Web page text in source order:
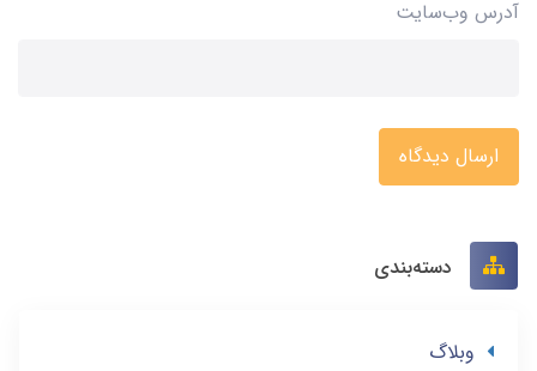
آدرس وب‌سایت
ارسال دیدگاه
دسته‌بندی
وبلاگ